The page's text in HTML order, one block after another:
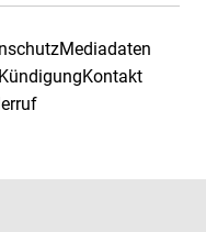
Mediadaten
KündigungKontakt